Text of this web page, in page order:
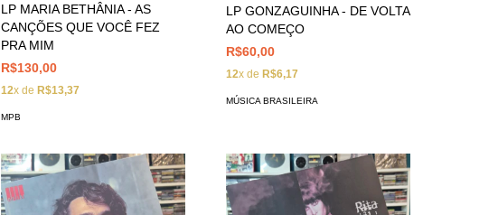
LP MARIA BETHÂNIA - AS
CANÇÕES QUE VOCÊ FEZ
PRA MIM
R$130,00
12x deR$13,37
MPB
LP GONZAGUINHA - DE VOLTA
AO COMEÇO
R$60,00
12x de R$6,17
MÚSICA BRASILEIRA